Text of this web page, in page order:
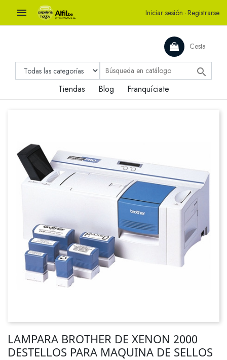
 Iniciar sesión · Registrarse
Cesta

Tiendas Blog Franquíciate
LAMPARA BROTHER DE XENON 2000
DESTELLOS PARA MAQUINA DE SELLOS